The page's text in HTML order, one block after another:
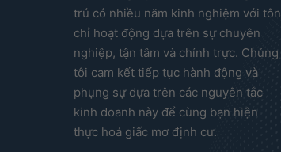
trú có nhiều năm kinh nghiệm với tôn
chỉ hoạt động dựa trên sự chuyên
nghiệp, tận tâm và chính trực. Chúng
tôi cam kết tiếp tục hành động và
phụng sự dựa trên các nguyên tắc
kinh doanh này để cùng bạn hiện
thực hoá giấc mơ định cư.